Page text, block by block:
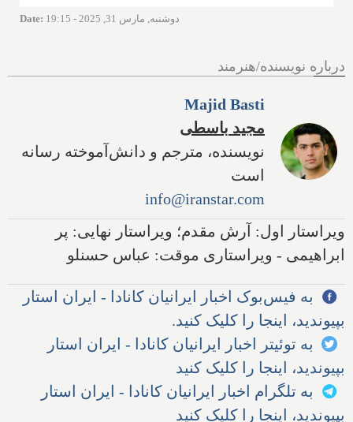
Date: دوشنبه, مارس 31, 2025 - 19:15
درباره نویسنده/هنرمند
Majid Basti
مجید باسطی
نویسنده، مترجم و دانش‌آموخته رسانه
است
info@iranstar.com
ویراستار اول: آرش مقدم؛ ویراستار نهایی: پر
ابراهیمی - ویراستاری موقت: عباس حسنلو
به فیس‌بوک اخبار ایرانیان کانادا - ایران استار
بپیوندید، اینجا را کلیک کنید.
به توئیتر اخبار ایرانیان کانادا - ایران استار
بپیوندید، اینجا را کلیک کنید
به تلگرام اخبار ایرانیان کانادا - ایران استار
بپیوندید، اینجا را کلیک کنید